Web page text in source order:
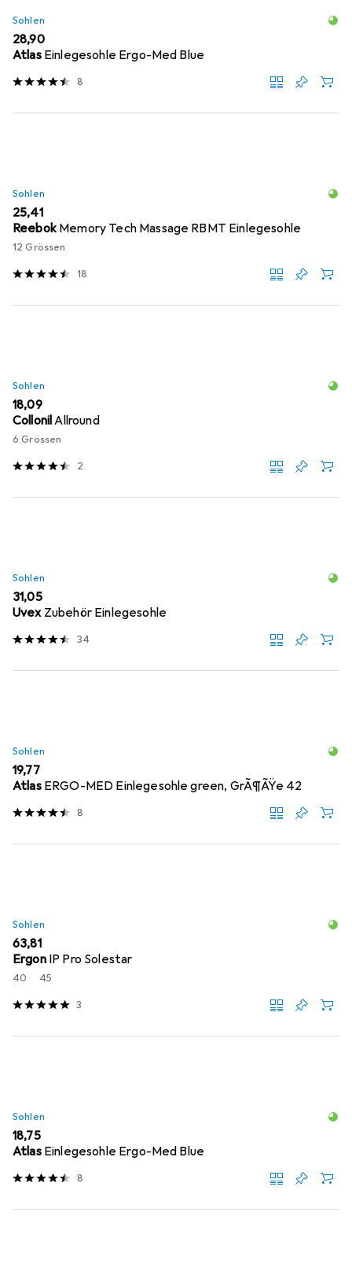
Sohlen
EUR
28,90
Atlas Einlegesohle Ergo-Med Blue
8
Sohlen
EUR
25,41
Reebok Memory Tech Massage RBMT Einlegesohle
12 Grössen
18
Sohlen
EUR
18,09
CollonilAllround
6 Grössen
2
Sohlen
EUR
31,05
Uvex Zubehör Einlegesohle
34
Sohlen
EUR
19,77
Atlas ERGO-MED Einlegesohle green, GrÃ¶ÃŸe 42
8
Sohlen
EUR
63,81
Ergon IP Pro Solestar
40 45
3
Sohlen
EUR
18,75
Atlas Einlegesohle Ergo-Med Blue
8